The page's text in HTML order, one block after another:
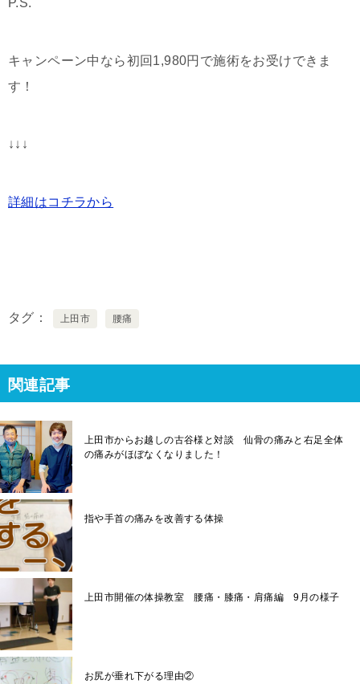
P.S.
キャンペーン中なら初回1,980円で施術をお受けできま
す！
↓↓↓
詳細はコチラから
タグ 上田市 腰痛
関連記事
上田市からお越しの古谷様と対談 仙骨の痛みと右足全体
の痛みがほぼなくなりました！
指や手首の痛みを改善する体操
上田市開催の体操教室 腰痛・膝痛・肩痛編 9月の様子
お尻が垂れ下がる理由②